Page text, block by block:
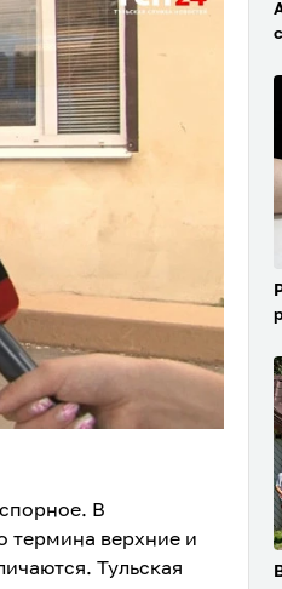
В
термина верхние и
Тульская